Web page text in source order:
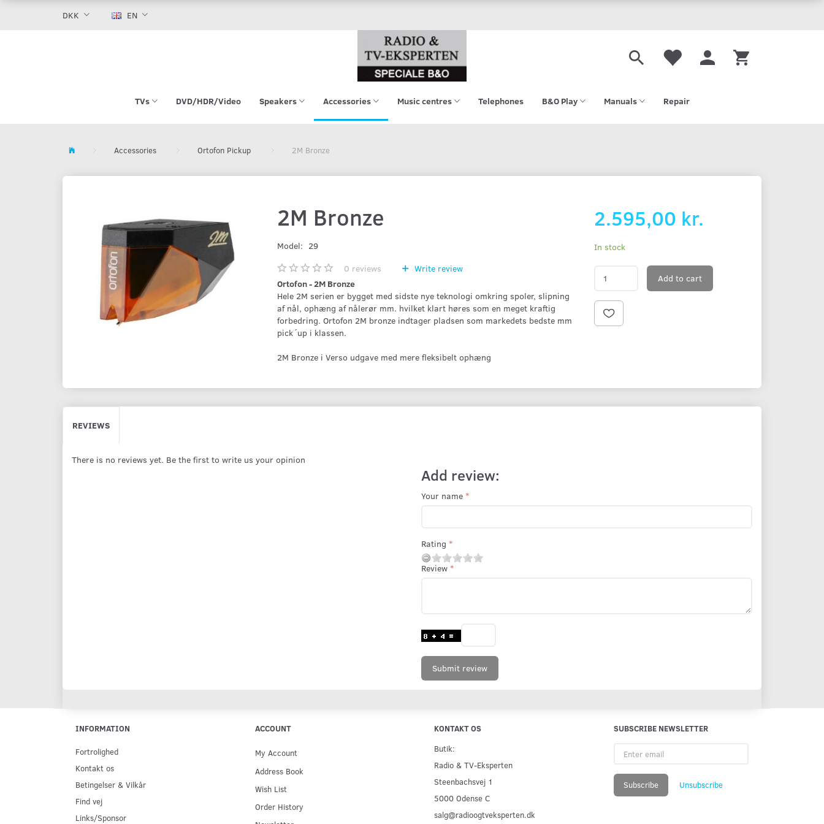
DKK EN
TVs DVD/HDR/Video Speakers Accessories Music centres Telephones B&O Play Manuals Repair
Accessories Ortofon Pickup 2M Bronze
2M Bronze
Model: 29
0 reviews
Write review
Ortofon - 2M Bronze
Hele 2M serien er bygget med sidste nye teknologi omkring spoler, slipning
af nål, ophæng af nålerør mm. hvilket klart høres som en meget kraftig
forbedring. Ortofon 2M bronze indtager pladsen som markedets bedste mm
pick´up i klassen.
2M Bronze i Verso udgave med mere fleksibelt ophæng
2.595,00 kr.
In stock
Add to cart
REVIEWS
There is no reviews yet. Be the first to write us your opinion
Add review:
Your name
Rating
Review
Submit review
INFORMATION
Fortrolighed
Kontakt os
Betingelser & Vilkår
Find vej
Links/Sponsor
ACCOUNT
My Account
Address Book
Wish List
Order History
KONTAKT OS
Butik:
Radio & TV-Eksperten
Steenbachsvej 1
5000 Odense C
salg@radioogtveksperten.dk
SUBSCRIBE NEWSLETTER
email
Subscribe Unsubscribe